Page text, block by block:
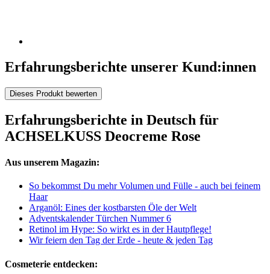
Erfahrungsberichte unserer Kund:innen
Dieses Produkt bewerten
Erfahrungsberichte in Deutsch für
ACHSELKUSS Deocreme Rose
Aus unserem Magazin:
So bekommst Du mehr Volumen und Fülle - auch bei feinem
Haar
Arganöl: Eines der kostbarsten Öle der Welt
Adventskalender Türchen Nummer 6
Retinol im Hype: So wirkt es in der Hautpflege!
Wir feiern den Tag der Erde - heute & jeden Tag
Cosmeterie entdecken: